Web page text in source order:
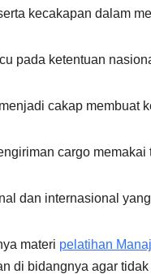
kecakapan dalam
pada ketentuan
cakap membuat
cargo memakai
dan internasional
materi pelatihan
di bidangnya agar